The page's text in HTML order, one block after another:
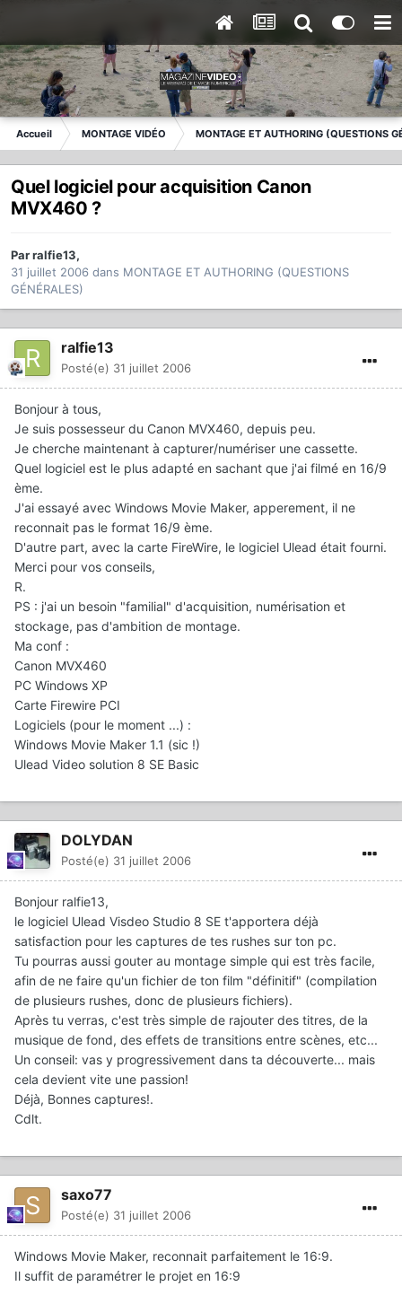
Accueil MONTAGE VIDÉO MONTAGE ET AUTHORING (QUESTIONS
Quel logiciel pour acquisition Canon
MVX460 ?
Parralfie13,
31 juillet 2006 dans MONTAGE ET AUTHORING (QUESTIONS
GÉNÉRALES)
ralfie13
Posté(e) 31 juillet 2006
Bonjour à tous,
Je suis possesseur du Canon MVX460, depuis peu.
Je cherche maintenant à capturer/numériser une cassette.
Quel logiciel est le plus adapté en sachant que j'ai filmé en 16/9
ème.
J'ai essayé avec Windows Movie Maker, apperement, il ne
reconnait pas le format 16/9 ème.
D'autre part, avec la carte FireWire, le logiciel Ulead était fourni.
Merci pour vos conseils,
R.
PS : j'ai un besoin "familial" d'acquisition, numérisation et
stockage, pas d'ambition de montage.
Ma conf :
Canon MVX460
PC Windows XP
Carte Firewire PCI
Logiciels (pour le moment ...) :
Windows Movie Maker 1.1 (sic !)
Ulead Video solution 8 SE Basic
DOLYDAN
Posté(e) 31 juillet 2006
Bonjour ralfie13,
le logiciel Ulead Visdeo Studio 8 SE t'apportera déjà
satisfaction pour les captures de tes rushes sur ton pc.
Tu pourras aussi gouter au montage simple qui est très facile,
afin de ne faire qu'un fichier de ton film "définitif" (compilation
de plusieurs rushes, donc de plusieurs fichiers).
Après tu verras, c'est très simple de rajouter des titres, de la
musique de fond, des effets de transitions entre scènes, etc...
Un conseil: vas y progressivement dans ta découverte... mais
cela devient vite une passion!
Déjà, Bonnes captures!.
Cdlt.
saxo77
Posté(e) 31 juillet 2006
Windows Movie Maker, reconnait parfaitement le 16:9.
Il suffit de paramétrer le projet en 16:9